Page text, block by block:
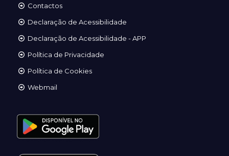
Contactos
Declaração de Acessibilidade
Declaração de Acessibilidade - APP
Política de Privacidade
Política de Cookies
Webmail